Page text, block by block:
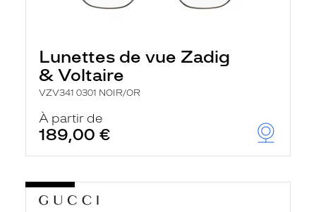
Lunettes de vue Zadig
& Voltaire
VZV341 0301 NOIR/OR
À partir de
189,00 €